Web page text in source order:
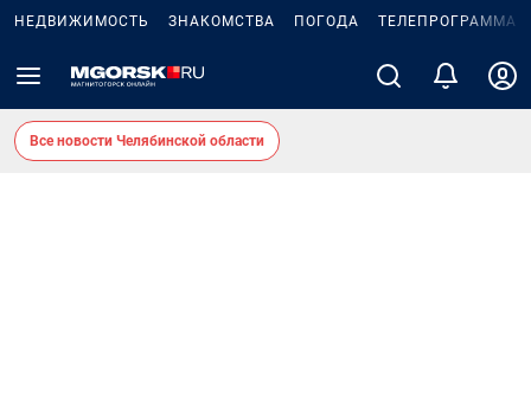
НЕДВИЖИМОСТЬ ЗНАКОМСТВА ПОГОДА ТЕЛЕПРОГРАММА
Все новости Челябинской области